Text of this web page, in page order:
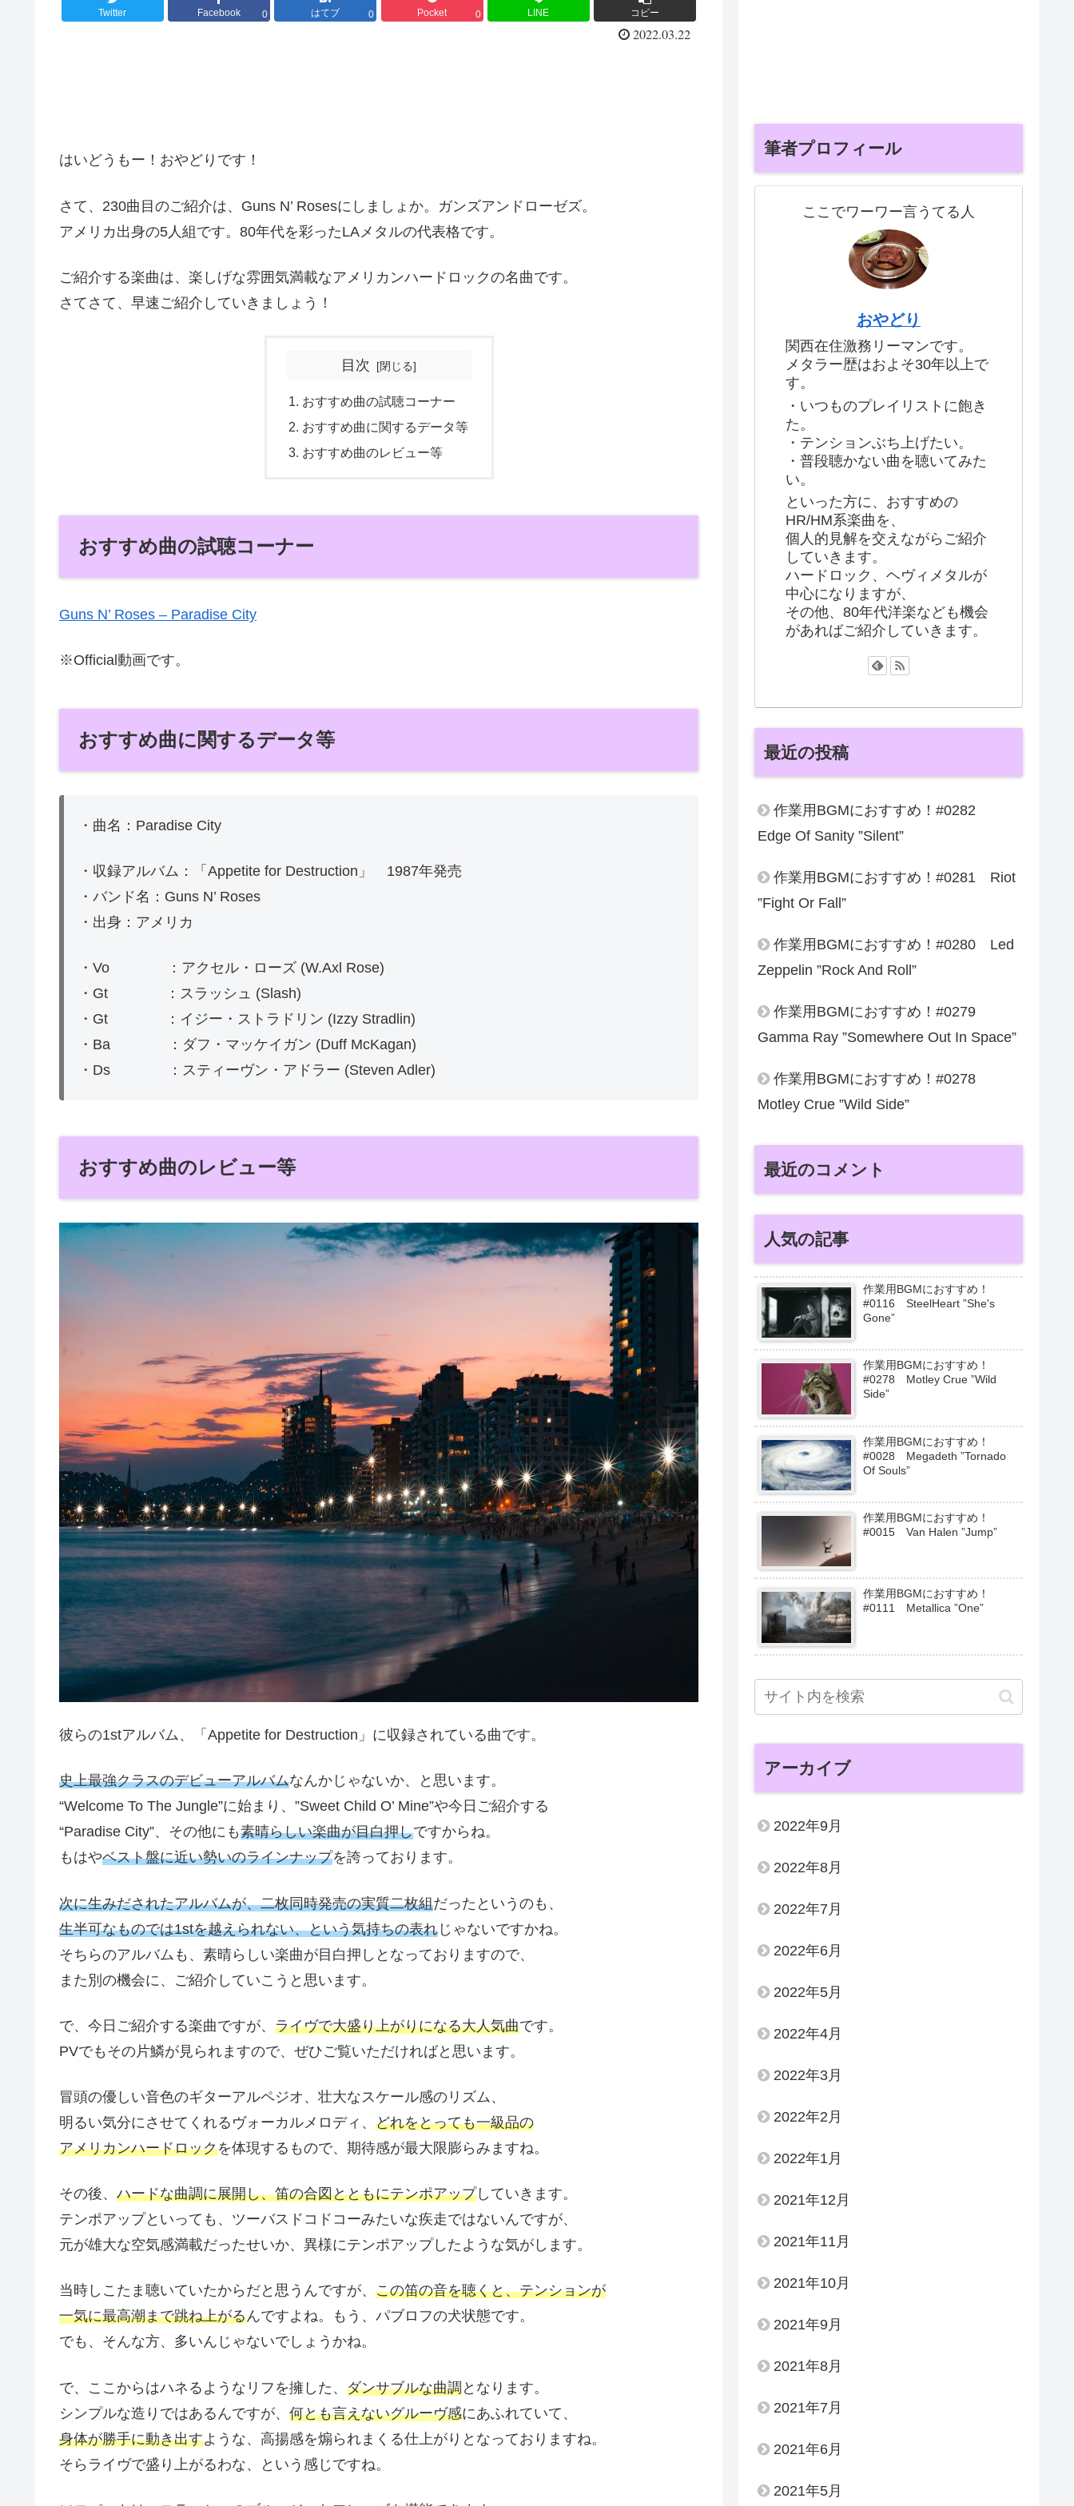
Twitter Facebook 0 はてブ 0 Pocket 0 LINE コピー
2022.03.22
はいどうもー！おやどりです！
さて、230曲目のご紹介は、Guns N’ Rosesにしましょか。ガンズアンドローゼズ。
アメリカ出身の5人組です。80年代を彩ったLAメタルの代表格です。
ご紹介する楽曲は、楽しげな雰囲気満載なアメリカンハードロックの名曲です。
さてさて、早速ご紹介していきましょう！
目次
おすすめ曲の試聴コーナー
おすすめ曲に関するデータ等
おすすめ曲のレビュー等
おすすめ曲の試聴コーナー
Guns N’ Roses – Paradise City
※Official動画です。
おすすめ曲に関するデータ等
・曲名：Paradise City
・収録アルバム：「Appetite for Destruction」 1987年発売
・バンド名：Guns N’ Roses
・出身：アメリカ
・Vo ：アクセル・ローズ (W.Axl Rose)
・Gt ：スラッシュ (Slash)
・Gt ：イジー・ストラドリン (Izzy Stradlin)
・Ba ：ダフ・マッケイガン (Duff McKagan)
・Ds ：スティーヴン・アドラー (Steven Adler)
おすすめ曲のレビュー等
彼らの1stアルバム、「Appetite for Destruction」に収録されている曲です。
史上最強クラスのデビューアルバムなんかじゃないか、と思います。
“Welcome To The Jungle”に始まり、”Sweet Child O’ Mine”や今日ご紹介する
“Paradise City”、その他にも素晴らしい楽曲が目白押しですからね。
もはやベスト盤に近い勢いのラインナップを誇っております。
次に生みだされたアルバムが、二枚同時発売の実質二枚組だったというのも、
生半可なものでは1stを越えられない、という気持ちの表れ じゃないですかね。
そちらのアルバムも、素晴らしい楽曲が目白押しとなっておりますので、
また別の機会に、ご紹介していこうと思います。
で、今日ご紹介する楽曲ですが、 ライヴで大盛り上がりになる大人気曲です。
PVでもその片鱗が見られますので、ぜひご覧いただければと思います。
冒頭の優しい音色のギターアルペジオ、壮大なスケール感のリズム、
明るい気分にさせてくれるヴォーカルメロディ、 どれをとっても一級品の
アメリカンハードロックを体現するもので、期待感が最大限膨らみますね。
その後、 ハードな曲調に展開し、笛の合図とともにテンポアップしていきます。
テンポアップといっても、ツーバスドコドコーみたいな疾走ではないんですが、
元が雄大な空気感満載だったせいか、異様にテンポアップしたような気がします。
当時しこたま聴いていたからだと思うんですが、 この笛の音を聴くと、テンションが
一気に最高潮まで跳ね上がるんですよね。もう、パブロフの犬状態です。
でも、そんな方、多いんじゃないでしょうかね。
で、ここからはハネるようなリフを擁した、 ダンサブルな曲調となります。
シンプルな造りではあるんですが、 何とも言えないグルーヴ感にあふれていて、
身体が勝手に動き出すような、高揚感を煽られまくる仕上がりとなっておりますね。
そらライヴで盛り上がるわな、という感じですね。
筆者プロフィール
ここでワーワー言うてる人
おやどり
関西在住激務リーマンです。
メタラー歴はおよそ30年以上で
す。
・いつものプレイリストに飽き
た。
・テンションぶち上げたい。
・普段聴かない曲を聴いてみた
い。
といった方に、おすすめの
HR/HM系楽曲を、
個人的見解を交えながらご紹介
していきます。
ハードロック、ヘヴィメタルが
中心になりますが、
その他、80年代洋楽なども機会
があればご紹介していきます。
最近の投稿
作業用BGMにおすすめ！#0282
Edge Of Sanity ”Silent”
作業用BGMにおすすめ！#0281 Riot
”Fight Or Fall”
作業用BGMにおすすめ！#0280 Led
Zeppelin ”Rock And Roll”
作業用BGMにおすすめ！#0279
Gamma Ray ”Somewhere Out In Space”
作業用BGMにおすすめ！#0278
Motley Crue ”Wild Side”
最近のコメント
人気の記事
作業用BGMにおすすめ！
#0116 SteelHeart ”She's
Gone”
作業用BGMにおすすめ！
#0278 Motley Crue ”Wild
Side”
作業用BGMにおすすめ！
#0028 Megadeth ”Tornado
Of Souls”
作業用BGMにおすすめ！
#0015 Van Halen ”Jump”
作業用BGMにおすすめ！
#0111 Metallica ”One”
アーカイブ
2022年9月
2022年8月
2022年7月
2022年6月
2022年5月
2022年4月
2022年3月
2022年2月
2022年1月
2021年12月
2021年11月
2021年10月
2021年9月
2021年8月
2021年7月
2021年6月
2021年5月